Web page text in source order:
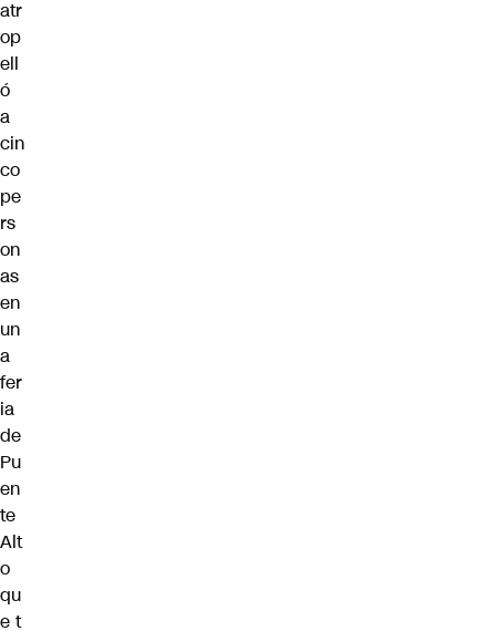
atr
op
ell
ó
a
cin
co
pe
rs
on
as
en
un
a
fer
ia
de
Pu
en
te
Alt
o
qu
e t